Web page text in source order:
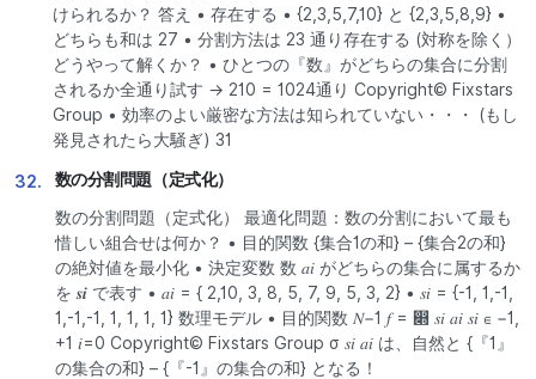
けられるか？ 答え • 存在する • {2,3,5,7,10} と {2,3,5,8,9} •
どちらも和は 27 • 分割方法は 23 通り存在する (対称を除く）
どうやって解くか？ • ひとつの『数』がどちらの集合に分割
されるか全通り試す → 210 = 1024通り Copyright© Fixstars
Group • 効率のよい厳密な方法は知られていない・・・ (もし
発見されたら大騒ぎ) 31
32.
数の分割問題（定式化）
数の分割問題（定式化） 最適化問題：数の分割において最も
惜しい組合せは何か？ • 目的関数 {集合1の和} – {集合2の和}
の絶対値を最小化 • 決定変数 数 𝑎𝑖 がどちらの集合に属するか
を 𝒔𝒊 で表す • 𝑎𝑖 = { 2,10, 3, 8, 5, 7, 9, 5, 3, 2} • 𝑠𝑖 = {-1, 1,-1,
1,-1,-1, 1, 1, 1, 1} 数理モデル • 目的関数 𝑁−1 𝑓 = ෍ 𝑠𝑖 𝑎𝑖 𝑠𝑖 ∈ −1,
+1 𝑖=0 Copyright© Fixstars Group σ 𝑠𝑖 𝑎𝑖 は、自然と {『1』
の集合の和} – {『-1』の集合の和} となる！